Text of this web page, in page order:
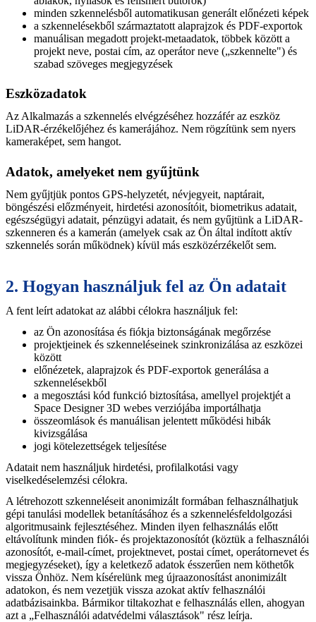
minden szkennelésből automatikusan generált előnézeti képek
a szkennelésekből származtatott alaprajzok és PDF-exportok
manuálisan megadott projekt-metaadatok, többek között a
projekt neve, postai cím, az operátor neve („szkennelte") és
szabad szöveges megjegyzések
Eszközadatok
Az Alkalmazás a szkennelés elvégzéséhez hozzáfér az eszköz
LiDAR-érzékelőjéhez és kamerájához. Nem rögzítünk sem nyers
kameraképet, sem hangot.
Adatok, amelyeket nem gyűjtünk
Nem gyűjtjük pontos GPS-helyzetét, névjegyeit, naptárait,
böngészési előzményeit, hirdetési azonosítóit, biometrikus adatait,
egészségügyi adatait, pénzügyi adatait, és nem gyűjtünk a LiDAR-
szkenneren és a kamerán (amelyek csak az Ön által indított aktív
szkennelés során működnek) kívül más eszközérzékelőt sem.
2. Hogyan használjuk fel az Ön adatait
A fent leírt adatokat az alábbi célokra használjuk fel:
az Ön azonosítása és fiókja biztonságának megőrzése
projektjeinek és szkenneléseinek szinkronizálása az eszközei
között
előnézetek, alaprajzok és PDF-exportok generálása a
szkennelésekből
a megosztási kód funkció biztosítása, amellyel projektjét a
Space Designer 3D webes verziójába importálhatja
összeomlások és manuálisan jelentett működési hibák
kivizsgálása
jogi kötelezettségek teljesítése
Adatait nem használjuk hirdetési, profilalkotási vagy
viselkedéselemzési célokra.
A létrehozott szkenneléseit anonimizált formában felhasználhatjuk
gépi tanulási modellek betanításához és a szkennelésfeldolgozási
algoritmusaink fejlesztéséhez. Minden ilyen felhasználás előtt
eltávolítunk minden fiók- és projektazonosítót (köztük a felhasználói
azonosítót, e-mail-címet, projektnevet, postai címet, operátornevet és
megjegyzéseket), így a keletkező adatok ésszerűen nem köthetők
vissza Önhöz. Nem kísérelünk meg újraazonosítást anonimizált
adatokon, és nem vezetjük vissza azokat aktív felhasználói
adatbázisainkba. Bármikor tiltakozhat e felhasználás ellen, ahogyan
azt a „Felhasználói adatvédelmi választások" rész leírja.